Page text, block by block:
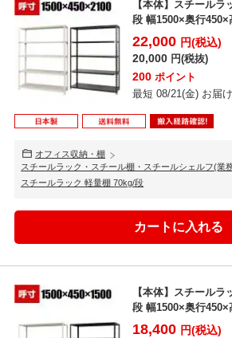
【本体】スチール
段 幅1500×奥行
22,000 円(税込)
20,000 円(税抜)
200 ポイント
最短 08/21(金) お届
オフィス収納・棚
スチールラック・スチール棚・スチールシェルフ(業
スチールラック 軽量棚 70kg/段
【本体】スチール
段 幅1500×奥行
18,400 円(税込)